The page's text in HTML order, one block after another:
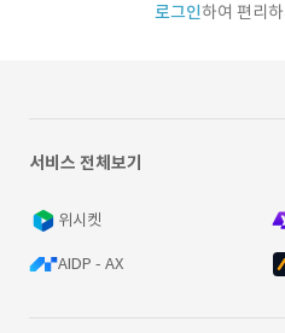
로그인하여 편리
서비스 전체보기
위시켓
AIDP - AX